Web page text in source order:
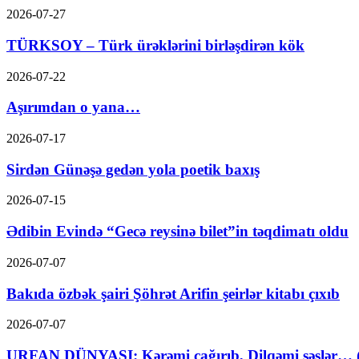
2026-07-27
TÜRKSOY – Türk ürəklərini birləşdirən kök
2026-07-22
Aşırımdan o yana…
2026-07-17
Sirdən Günəşə gedən yola poetik baxış
2026-07-15
Ədibin Evində “Gecə reysinə bilet”in təqdimatı oldu
2026-07-07
Bakıda özbək şairi Şöhrət Arifin şeirlər kitabı çıxıb
2026-07-07
URFAN DÜNYASI: Kərəmi çağırıb, Dilqəmi səslər…